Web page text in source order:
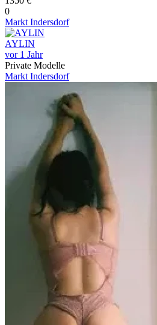
0
Markt Indersdorf
AYLIN
vor 1 Jahr
Private Modelle
Markt Indersdorf